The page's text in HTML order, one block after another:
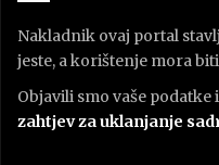
Nakladnik ovaj portal
jeste, a korištenje mora
Objavili smo vaše
zahtjev za uklanjanje